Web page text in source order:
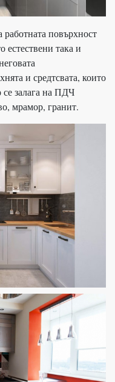
повърхност
естествени така и
и средтсвата, които
се залага на ПДЧ
мрамор, гранит.